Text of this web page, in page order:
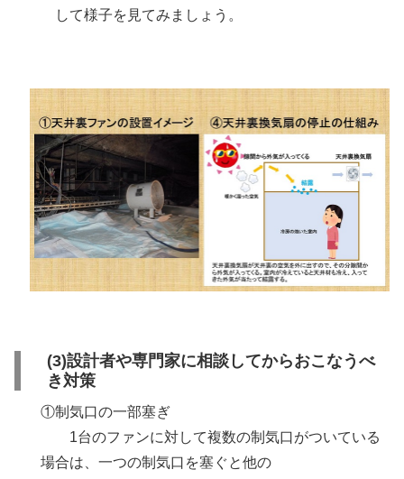
して様子を見てみましょう。
(3)設計者や専門家に相談してからおこなうべ
き対策
①制気口の一部塞ぎ
1台のファンに対して複数の制気口がついている
場合は、一つの制気口を塞ぐと他の